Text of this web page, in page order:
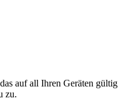
auf all Ihren Geräten gültig
zu.